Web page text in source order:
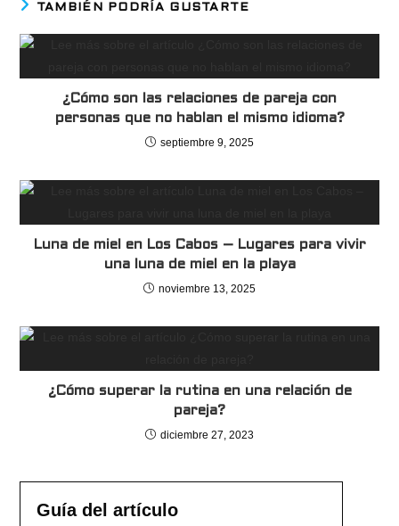
TAMBIÉN PODRÍA GUSTARTE
¿Cómo son las relaciones de pareja con
personas que no hablan el mismo idioma?
septiembre 9, 2025
Luna de miel en Los Cabos – Lugares para vivir
una luna de miel en la playa
noviembre 13, 2025
¿Cómo superar la rutina en una relación de
pareja?
diciembre 27, 2023
Guía del artículo